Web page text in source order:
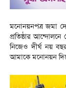
মনোনয়নপত্র জমা
প্রতিষ্ঠার
নিজেও দীর্ঘ নয়
আমাকে মনোনয়ন